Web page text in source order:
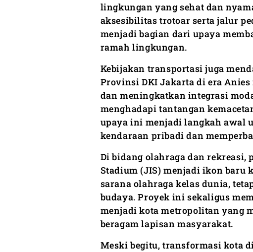
lingkungan yang sehat dan
aksesibilitas trotoar serta jalur
menjadi bagian dari upaya
ramah lingkungan.
Kebijakan transportasi juga
Provinsi DKI Jakarta di era
dan meningkatkan integrasi
menghadapi tantangan
upaya ini menjadi langkah awal
kendaraan pribadi dan
Di bidang olahraga dan
Stadium (JIS) menjadi ikon baru
sarana olahraga kelas dunia,
budaya. Proyek ini sekaligus
menjadi kota metropolitan yang
beragam lapisan masyarakat.
Meski begitu, transformasi kota